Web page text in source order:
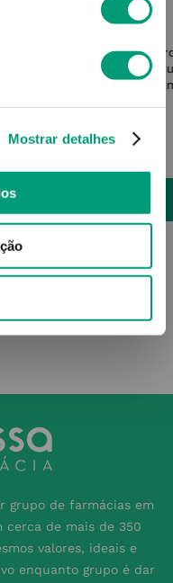
Mostrar detalhes
grupo de farmácias em
cerca de mais de 350
valores, ideais e
enquanto grupo é dar